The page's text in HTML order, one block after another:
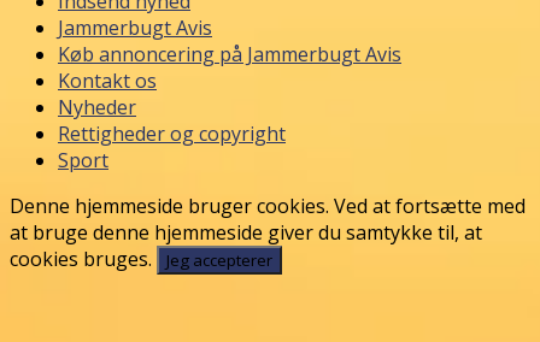
Jammerbugt Avis
Køb annoncering på Jammerbugt Avis
Kontakt os
Nyheder
Rettigheder og copyright
Sport
Denne hjemmeside bruger cookies. Ved at fortsætte med
at bruge denne hjemmeside giver du samtykke til, at
cookies bruges.
Jeg accepterer